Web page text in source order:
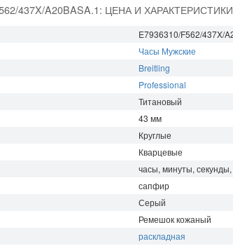
437X/A20BASA.1: ЦЕНА И
E7936310/F562/437X/
Часы Мужские
Breitling
Professional
Титановый
43 мм
Круглые
Кварцевые
часы, минуты,
сапфир
Серый
Ремешок кожаный
раскладная